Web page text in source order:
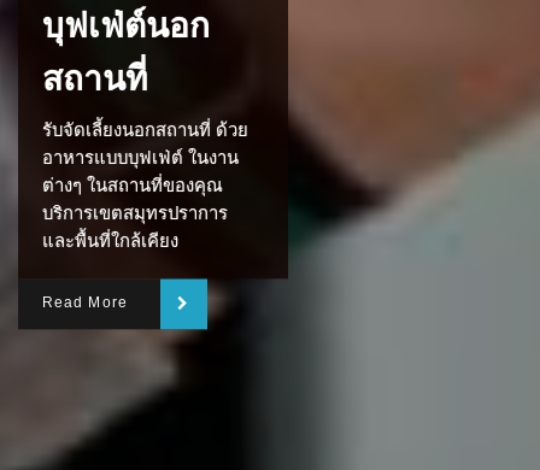
บุฟเฟ่ต์นอก
สถานที่
รับจัดเลี้ยงนอกสถานที่ ด้วย
อาหารแบบบุฟเฟ่ต์ ในงาน
ต่างๆ ในสถานที่ของคุณ
บริการเขตสมุทรปราการ
และพื้นที่ใกล้เคียง
Read More